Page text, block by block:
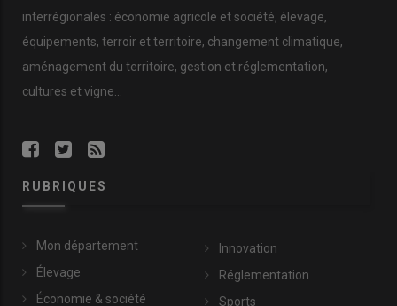
interrégionales : économie agricole et société, élevage,
équipements, terroir et territoire, changement climatique,
aménagement du territoire, gestion et réglementation,
cultures et vigne...
RUBRIQUES
Mon département
Élevage
Économie & société
Innovation
Réglementation
Sports